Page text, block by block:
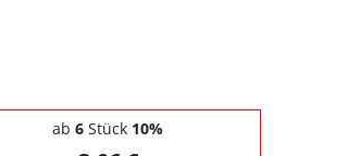
ab 6 Stück 10%